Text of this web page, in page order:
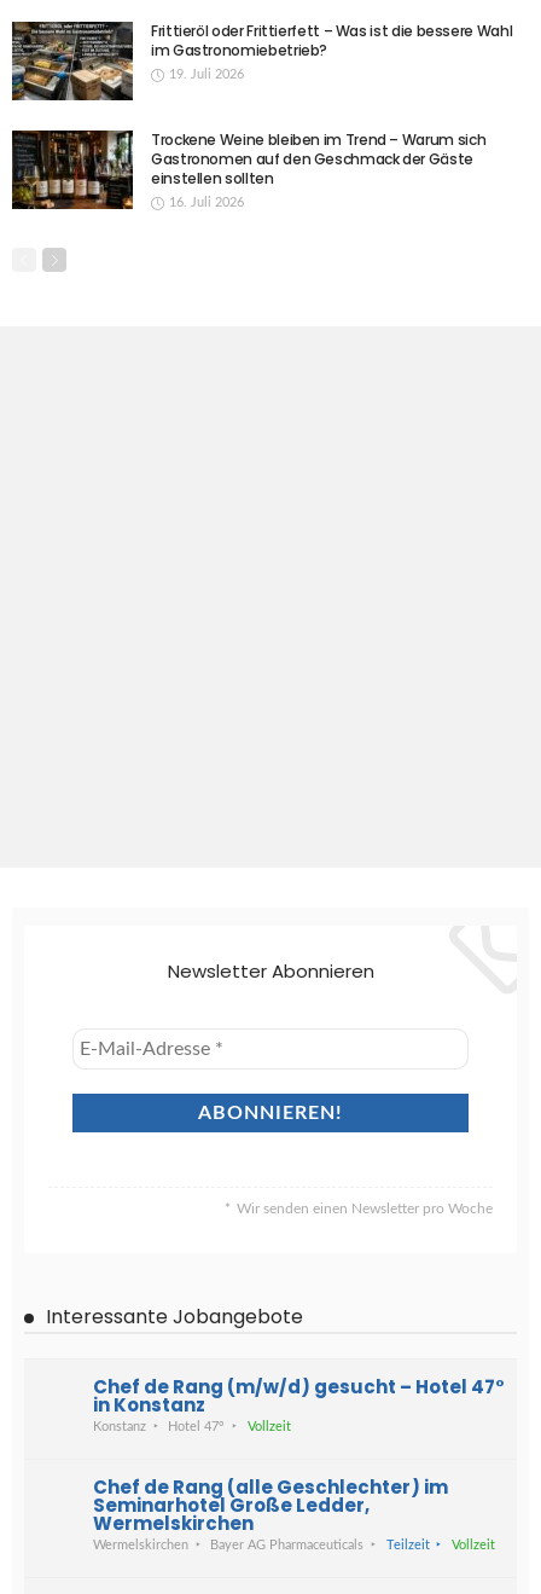
Frittieröl oder Frittierfett – Was ist die bessere Wahl
im Gastronomiebetrieb?
19. Juli 2026
Trockene Weine bleiben im Trend – Warum sich
Gastronomen auf den Geschmack der Gäste
einstellen sollten
16. Juli 2026
Newsletter Abonnieren
Wir senden einen Newsletter pro Woche
Interessante Jobangebote
Chef de Rang (m/w/d) gesucht – Hotel 47°
in Konstanz
Konstanz Hotel 47° Vollzeit
Chef de Rang (alle Geschlechter) im
Seminarhotel Große Ledder,
Wermelskirchen
Wermelskirchen Bayer AG Pharmaceuticals Teilzeit Vollzeit